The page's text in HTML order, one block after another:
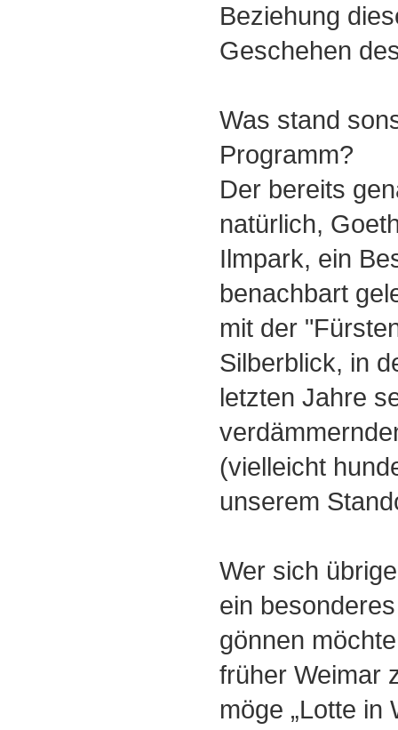
Beziehung
Geschehen
Was stand
Programm?
Der bereits
natürlich,
Ilmpark, ein
benachbart
mit der
Silberblick, in
letzten Jahre
(vielleicht
unserem
Wer sich
ein
gönnen
früher Weimar
möge „Lotte in